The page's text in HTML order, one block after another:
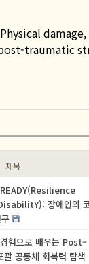
traumatic
제목
장애인의
험으로 배우는 Post–
공동체 회복력 탐색